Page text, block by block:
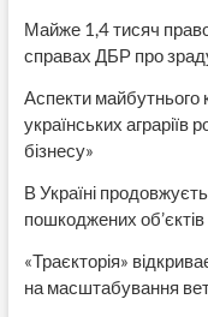
Майже 1,4 тисяч
справах ДБР про
Аспекти майбутнього
українських аграріїв
бізнесу»
В Україні
пошкоджених
«Траєкторія»
на масштабування